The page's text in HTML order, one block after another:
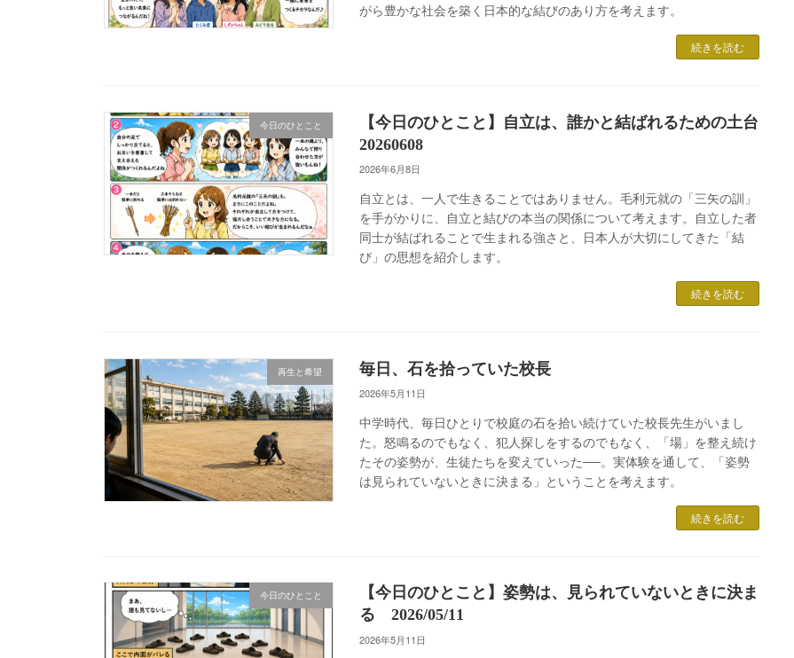
がら豊かな社会を築く日本的な結びのあり方を考えます。
続きを読む
今日のひとこと
【今日のひとこと】自立は、誰かと結ばれるための土台
20260608
2026年6月8日
自立とは、一人で生きることではありません。毛利元就の「三矢の訓」
を手がかりに、自立と結びの本当の関係について考えます。自立した者
同士が結ばれることで生まれる強さと、日本人が大切にしてきた「結
び」の思想を紹介します。
続きを読む
再生と希望 毎日、石を拾っていた校長
2026年5月11日
中学時代、毎日ひとりで校庭の石を拾い続けていた校長先生がいまし
た。怒鳴るのでもなく、犯人探しをするのでもなく、「場」を整え続け
たその姿勢が、生徒たちを変えていった──。実体験を通して、「姿勢
は見られていないときに決まる」ということを考えます。
続きを読む
今日のひとこと
【今日のひとこと】姿勢は、見られていないときに決ま
る 2026/05/11
2026年5月11日